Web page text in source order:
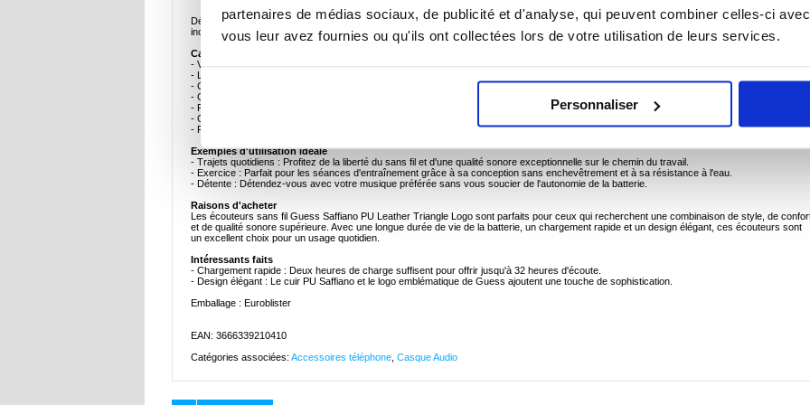
partenaires de médias sociaux, de publicité et d'analyse, qui peuvent combiner celles-ci
vous leur avez fournies ou qu'ils ont collectées lors de votre utilisation de leurs services.
Personnaliser
Découvrez une nouvelle dimension de l'écoute avec les écouteurs sans fil Guess Saffiano Triangle Logo. Ces écouteurs élégants offrent une
incroyable liberté de mouvement et une qualité de son exceptionnelle, ce qui les rend parfaits pour tous les amateurs de musique.
Caractéristiques et spécifications clés
- Version Bluetooth 5.3 : Assure une connexion stable avec une portée allant jusqu'à 10 mètres.
- Longue durée de vie de la batterie : Profitez de 32 heures d'écoute sans fil avec une seule charge.
- Chargement rapide : Recharge complète en seulement 2 heures.
- Qualité sonore supérieure : Son riche et équilibré avec une réponse en fréquence de 20 Hz à 20 kHz et une sensibilité de 109 dB.
- Prise en charge des cartes microSD : Jouez de la musique directement à partir d'une carte microSD.
- Chargement USB-C : Chargement pratique et rapide.
- Résistance à l'eau : Classement IPX4 pour la résistance à la sueur et à l'eau.
Exemples d'utilisation idéale
- Trajets quotidiens : Profitez de la liberté du sans fil et d'une qualité sonore exceptionnelle sur le chemin du travail.
- Exercice : Parfait pour les séances d'entraînement grâce à sa conception sans enchevêtrement et à sa résistance à l'eau.
- Détente : Détendez-vous avec votre musique préférée sans vous soucier de l'autonomie de la batterie.
Raisons d'acheter
Les écouteurs sans fil Guess Saffiano PU Leather Triangle Logo sont parfaits pour ceux qui recherchent une combinaison de style, de
et de qualité sonore supérieure. Avec une longue durée de vie de la batterie, un chargement rapide et un design élégant, ces écouteurs sont
un excellent choix pour un usage quotidien.
Intéressants faits
- Chargement rapide : Deux heures de charge suffisent pour offrir jusqu'à 32 heures d'écoute.
- Design élégant : Le cuir PU Saffiano et le logo emblématique de Guess ajoutent une touche de sophistication.
Emballage : Euroblister
EAN: 3666339210410
Catégories associées: Accessoires téléphone Casque Audio